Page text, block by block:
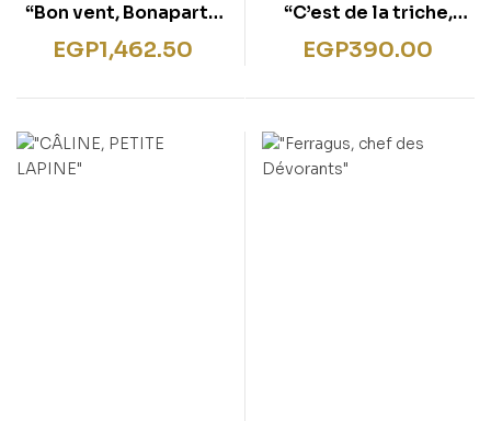
“Bon vent, Bonaparte
!”
EGP1,462.50
“C’est de la triche,
moustache”
EGP390.00